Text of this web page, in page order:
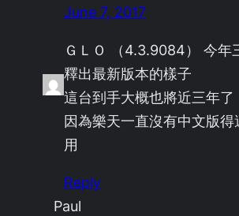
June 7, 2017
ＧＬＯ （4.3.9084） 今年
釋出最新版本的樣子
這台到手大概也將近三年了
因為樂天一直沒有中文版得
用
Reply
Paul